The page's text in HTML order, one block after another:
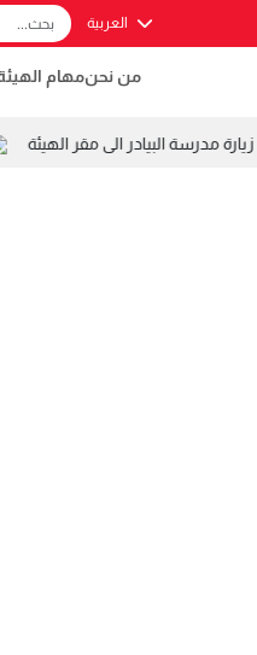
العربية
من نحنمهام
زيارة مدرسة البيادر الى مقر الهيئة